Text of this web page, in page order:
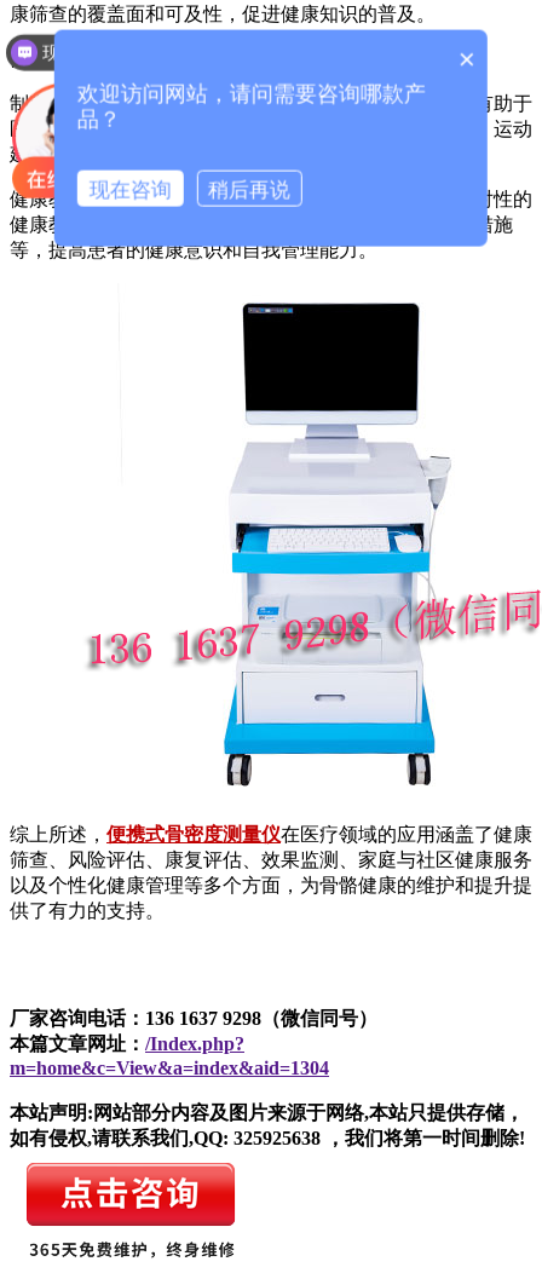
康筛查的覆盖面和可及性，促进健康知识的普及。
四、个性化健康管理
制定个性化方案：便携式骨密度测量仪提供的检测结果有助于
医生为患者制定个性化的健康管理方案，包括饮食调整、运动
建议等，以改善骨骼健康状况。
健康教育与指导：医生可以根据检测结果向患者提供针对性的
健康教育和指导，帮助他们了解骨质疏松的危害、预防措施
等，提高患者的健康意识和自我管理能力。
综上所述， 便携式骨密度测量仪在医疗领域的应用涵盖了健康
筛查、风险评估、康复评估、效果监测、家庭与社区健康服务
以及个性化健康管理等多个方面，为骨骼健康的维护和提升提
供了有力的支持。
厂家咨询电话：136 1637 9298（微信同号）
本篇文章网址： /Index.php?
m=home&c=View&a=index&aid=1304
本站声明:网站部分内容及图片来源于网络,本站只提供存储，
如有侵权,请联系我们,QQ: 325925638 ，我们将第一时间删除!
现在有优惠活动么？ ×
欢迎访问网站，请问需要咨询哪款产
品？
现在咨询 稍后再说